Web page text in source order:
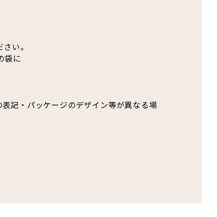
い。
袋に
記・パッケージのデザイン等が異なる場